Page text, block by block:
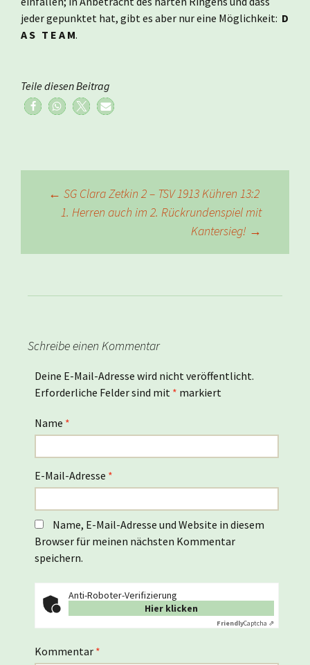
jeder gepunktet hat, gibt es aber nur eine Möglichkeit: D
A S T E A M.
Teile diesen Beitrag
Beitragsnavigation
← SG Clara Zetkin 2 – TSV 1913 Kühren 13:2
1. Herren auch im 2. Rückrundenspiel mit
Kantersieg! →
Schreibe einen Kommentar
Deine E-Mail-Adresse wird nicht veröffentlicht.
Erforderliche Felder sind mit * markiert
Name *
E-Mail-Adresse *
Name, E-Mail-Adresse und Website in diesem
Browser für meinen nächsten Kommentar
speichern.
Anti-Roboter-Verifizierung
Hier klicken
FriendlyCaptcha ⇗
Kommentar *